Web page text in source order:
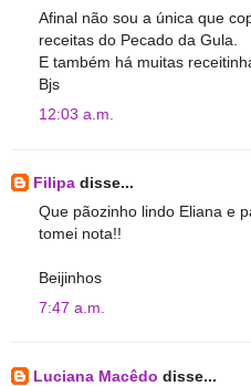
Afinal não sou a única que
receitas do Pecado da Gula.
E também há muitas
Bjs
12:03 a.m.
Filipa disse...
Que pãozinho lindo Eliana e
tomei nota!!
Beijinhos
7:47 a.m.
Luciana Macêdo disse...